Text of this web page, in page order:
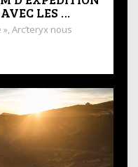
LES …
Arc’teryx nous